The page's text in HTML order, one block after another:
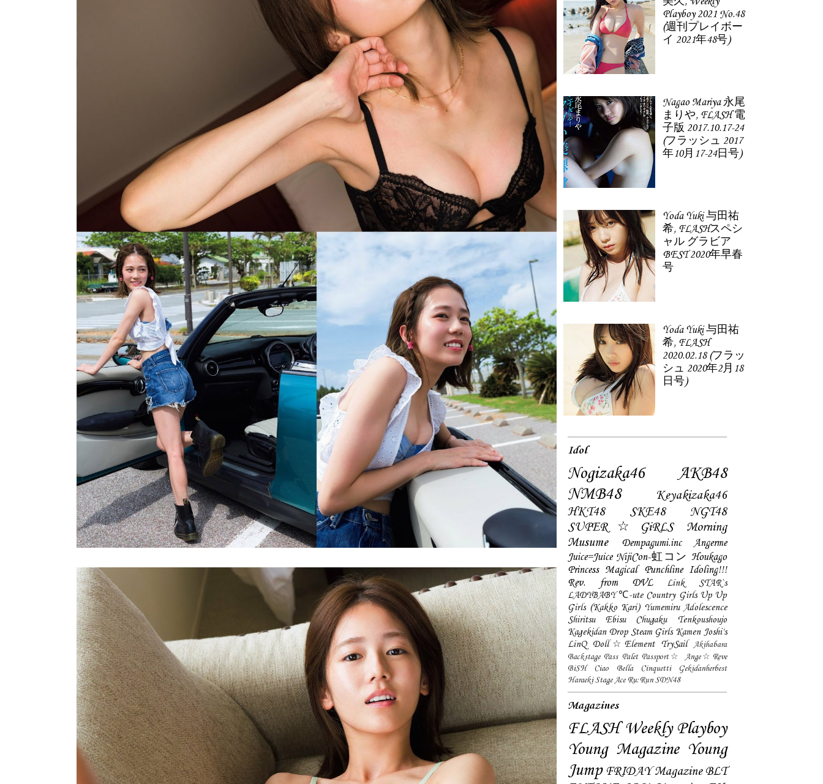
Playboy 2021 No.48
(週刊プレイボー
イ 2021年48号)
Nagao Mariya 永尾
まりや, FLASH 電
子版 2017.10.17-24
(フラッシュ 2017
年10月17-24日号)
Yoda Yuki 与田祐
希, FLASHスペシ
ャル グラビア
BEST 2020年早春
号
Yoda Yuki 与田祐
希, FLASH
2020.02.18 (フラッ
シュ 2020年2月18
日号)
Idol
Nogizaka46
AKB48
NMB48
Keyakizaka46
HKT48
SKE48
NGT48
SUPER☆GiRLS
Morning
Musume
Dempagumi.inc
Angerme
Juice=Juice NijiCon-虹コン Houkago
Princess Magical Punchline Idoling!!!
Rev. from DVL
Link STAR`s
LADYBABY ℃-ute Country Girls Up Up
Girls (Kakko Kari) Yumemiru Adolescence
Shiritsu Ebisu Chugaku
Tenkoushoujo
Kagekidan Drop Steam Girls Kamen Joshi's
LinQ Doll☆Element TrySail
Akihabara
Backstage Pass Palet Passport☆
Ange☆Reve
BiSH
Ciao Bella Cinquetti
Gekidanherbest
Haraeki Stage Ace Ru:Run SDN48
Magazines
FLASH Weekly Playboy
Young Magazine Young
Jump FRIDAY Magazine BLT